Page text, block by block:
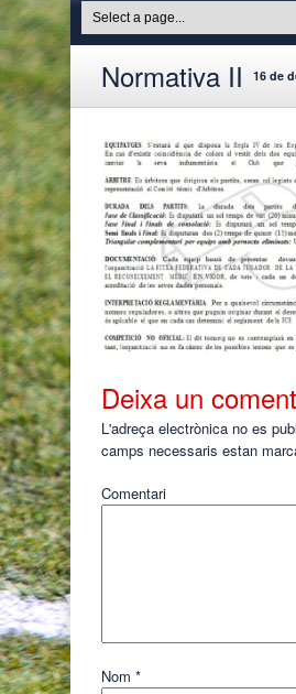
Normativa II 16 de
Deixa un
L'adreça electrònica no es
camps necessaris estan
Comentari
Nom *